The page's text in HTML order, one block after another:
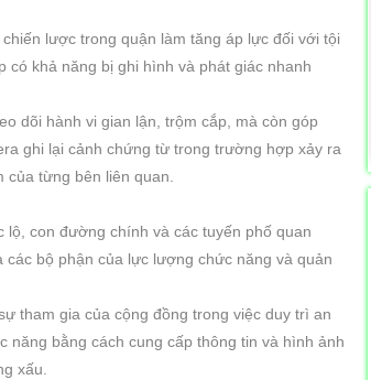
lược trong quận làm tăng áp lực đối với tội
có khả năng bị ghi hình và phát giác nhanh
dõi hành vi gian lận, trộm cắp, mà còn góp
ghi lại cảnh chứng từ trong trường hợp xảy ra
từng bên liên quan.
con đường chính và các tuyến phố quan
bộ phận của lực lượng chức năng và quản
tham gia của cộng đồng trong việc duy trì an
bằng cách cung cấp thông tin và hình ảnh
xấu.